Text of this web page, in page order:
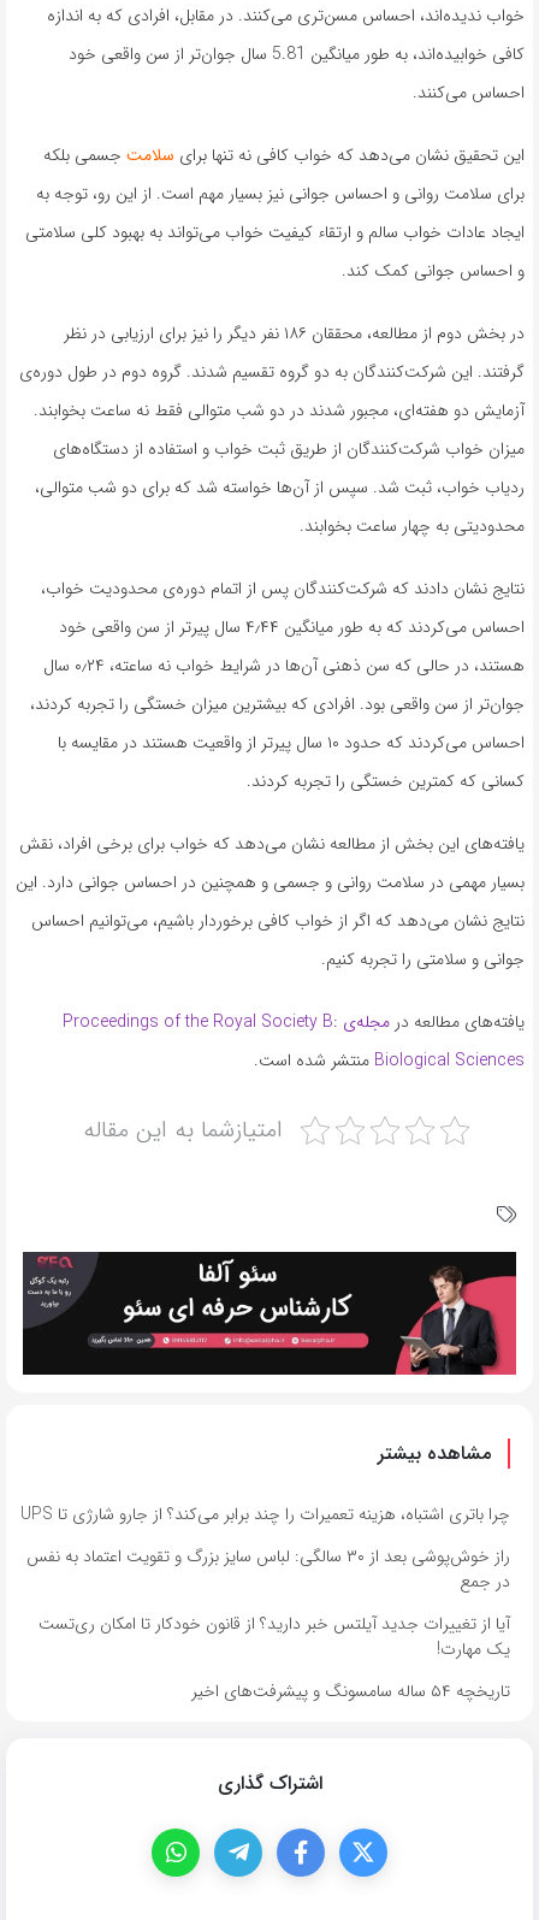
خواب ندیده‌اند، احساس مسن‌تری می‌کنند. در مقابل، افرادی که به اندازه
کافی خوابیده‌اند، به طور میانگین 5.81 سال جوان‌تر از سن واقعی خود
احساس می‌کنند.
این تحقیق نشان می‌دهد که خواب کافی نه تنها برای سلامت جسمی بلکه
برای سلامت روانی و احساس جوانی نیز بسیار مهم است. از این رو، توجه به
ایجاد عادات خواب سالم و ارتقاء کیفیت خواب می‌تواند به بهبود کلی سلامتی
و احساس جوانی کمک کند.
در بخش دوم از مطالعه، محققان ۱۸۶ نفر دیگر را نیز برای ارزیابی در نظر
گرفتند. این شرکت‌کنندگان به دو گروه تقسیم شدند. گروه دوم در طول دوره‌ی
آزمایش دو هفته‌ای، مجبور شدند در دو شب متوالی فقط نه ساعت بخوابند.
میزان خواب شرکت‌کنندگان از طریق ثبت خواب و استفاده از دستگاه‌های
ردیاب خواب، ثبت شد. سپس از آن‌ها خواسته شد که برای دو شب متوالی،
محدودیتی به چهار ساعت بخوابند.
نتایج نشان دادند که شرکت‌کنندگان پس از اتمام دوره‌ی محدودیت خواب،
احساس می‌کردند که به طور میانگین ۴٫۴۴ سال پیرتر از سن واقعی خود
هستند، در حالی که سن ذهنی آن‌ها در شرایط خواب نه ساعته، ۰٫۲۴ سال
جوان‌تر از سن واقعی بود. افرادی که بیشترین میزان خستگی را تجربه کردند،
احساس می‌کردند که حدود ۱۰ سال پیرتر از واقعیت هستند در مقایسه با
کسانی که کمترین خستگی را تجربه کردند.
یافته‌های این بخش از مطالعه نشان می‌دهد که خواب برای برخی افراد، نقش
بسیار مهمی در سلامت روانی و جسمی و همچنین در احساس جوانی دارد. این
نتایج نشان می‌دهد که اگر از خواب کافی برخوردار باشیم، می‌توانیم احساس
جوانی و سلامتی را تجربه کنیم.
یافته‌های مطالعه در
مجله‌ی Proceedings of the Royal Society B:
Biological Sciences منتشر شده است.
امتیازشما به این مقاله
مشاهده بیشتر
چرا باتری اشتباه، هزینه تعمیرات را چند برابر می‌کند؟ از جارو شارژی تا UPS
راز خوش‌پوشی بعد از ۳۰ سالگی: لباس سایز بزرگ و تقویت اعتماد به نفس
در جمع
آیا از تغییرات جدید آیلتس خبر دارید؟ از قانون خودکار تا امکان ری‌تست
یک مهارت!
تاریخچه ۵۴ ساله سامسونگ و پیشرفت‌های اخیر
اشتراک گذاری